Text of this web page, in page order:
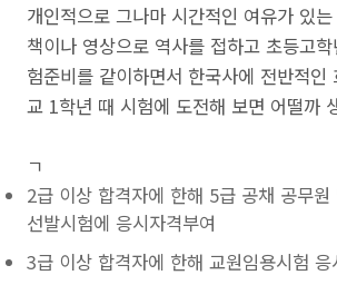
개인적으로 그나마 시간적인 여유가 있
책이나 영상으로 역사를 접하고 초등고
험준비를 같이하면서 한국사에 전반적인
교 1학년 때 시험에 도전해 보면 어떨까
ㄱ
2급 이상 합격자에 한해 5급 공채 공무
선발시험에 응시자격부여
3급 이상 합격자에 한해 교원임용시험 응